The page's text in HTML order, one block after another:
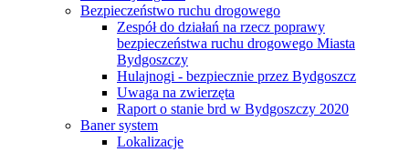
Bezpieczeństwo ruchu drogowego
Zespół do działań na rzecz poprawy
bezpieczeństwa ruchu drogowego Miasta
Bydgoszczy
Hulajnogi - bezpiecznie przez Bydgoszcz
Uwaga na zwierzęta
Raport o stanie brd w Bydgoszczy 2020
Baner system
Lokalizacje